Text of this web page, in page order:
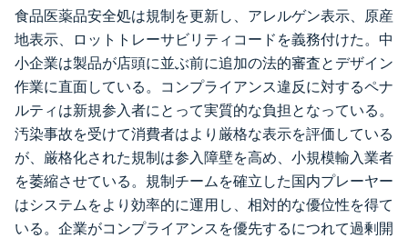
食品医薬品安全処は規制を更新し、アレルゲン表示、原産
地表示、ロットトレーサビリティコードを義務付けた。中
小企業は製品が店頭に並ぶ前に追加の法的審査とデザイン
作業に直面している。コンプライアンス違反に対するペナ
ルティは新規参入者にとって実質的な負担となっている。
汚染事故を受けて消費者はより厳格な表示を評価している
が、厳格化された規制は参入障壁を高め、小規模輸入業者
を萎縮させている。規制チームを確立した国内プレーヤー
はシステムをより効率的に運用し、相対的な優位性を得て
いる。企業がコンプライアンスを優先するにつれて過剰開